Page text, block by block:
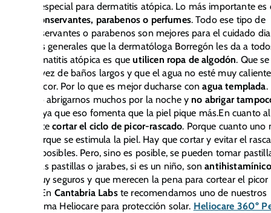
especial para dermatitis atópica. Lo más importante es
tenga conservantes, parabenos o perfumes. Todo ese tipo de
sin conservantes o parabenos son mejores para el cuidado
consejos generales que la dermatóloga Borregón les da a
con dermatitis atópica es queutilicen ropa de algodón. Que
en vez de baños largos y que el agua no esté muy
el picor. Por lo que es mejor ducharse conagua templada.
a no abrigarnos muchos por la noche y no abrigar
ya que eso fomenta que la piel pique más.En cuanto
importantecortar el ciclo de picor-rascado. Porque cuanto uno
pica porque se estimula la piel. Hay que cortar y evitar el
medios posibles. Pero, sino es posible, se pueden tomar
estas pastillas o jarabes, si es un niño, son
muy seguros y que merecen la pena para cortear el picor
el brote.En Cantabria Labste recomendamos uno de nuestros
de la gama Heliocare para protección solar. Heliocare 360º